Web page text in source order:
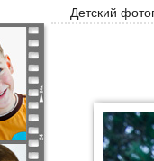
Детский